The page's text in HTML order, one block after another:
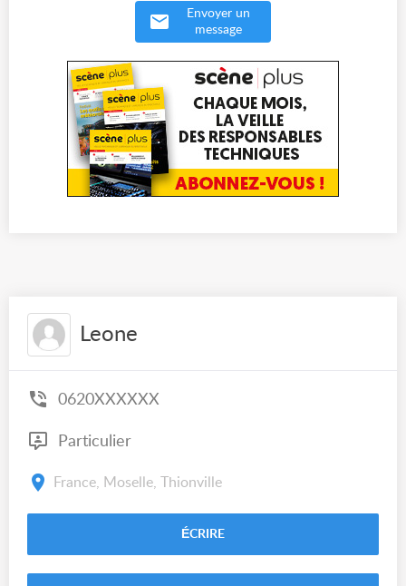
Envoyer un
message
Leone
0620XXXXXX
Particulier
France, Moselle, Thionville
ÉCRIRE